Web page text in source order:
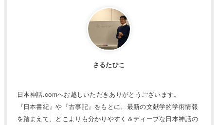
さるたひこ
日本神話.comへお越しいただきありがとうございます。
『日本書紀』や『古事記』をもとに、最新の文献学的学術情報
を踏まえて、どこよりも分かりやすく＆ディープな日本神話の